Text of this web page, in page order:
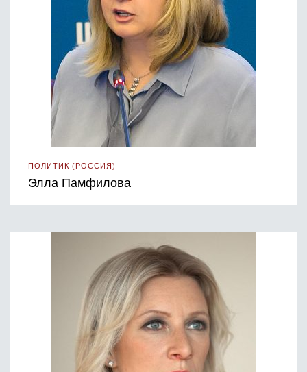
ПОЛИТИК (РОССИЯ)
Элла Памфилова